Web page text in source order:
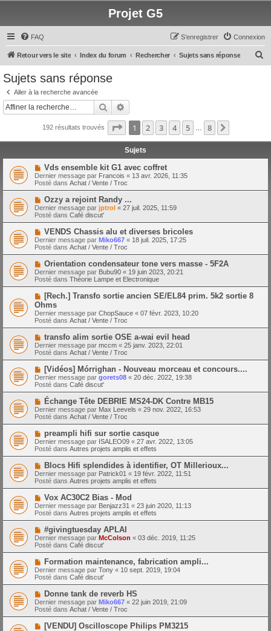
Projet G5
FAQ Connexion
S’enregistrer
Retour vers le site Index du forum Rechercher Sujets sans réponse
c
Sujets sans réponse
Aller à la recherche avancée
Rechercher
192 résultats trouvés Page 1sur8
1 2 3 4 5 8
Sujets
N
o
u
v
a
u
m
e
s
s
a
g
e
Vds ensemble kit G1 avec coffret
Dernier message par Francois « 13 avr. 2026, 11:35
Posté dans Achat / Vente / Troc
N
o
u
v
e
u
m
e
s
s
a
g
e
Ozzy a rejoint Randy ...
Dernier message par jptrol « 27 juil. 2025, 11:59
Posté dans Café discut'
N
o
u
v
a
u
m
e
s
a
g
e
VENDS Chassis alu et diverses bricoles
Dernier message par Miko667 « 18 juil. 2025, 17:25
Posté dans Achat / Vente / Troc
N
o
u
v
e
u
m
e
s
s
a
g
e
Orientation condensateur tone vers masse - 5F2A
Dernier message par Bubu90 « 19 juin 2023, 20:21
Posté dans Théorie Lampe et Electronique
N
o
u
v
e
a
u
m
e
s
s
a
g
e
[Rech.] Transfo sortie ancien SE/EL84 prim. 5k2 sortie 8
Ohms
Dernier message par ChopSauce « 07 févr. 2023, 10:20
Posté dans Achat / Vente / Troc
N
o
u
v
e
u
m
e
s
a
g
transfo alim sortie OSE a-wai evil head
Dernier message par mccm « 25 janv. 2023, 22:01
Posté dans Achat / Vente / Troc
N
o
u
v
e
a
u
m
e
s
s
a
g
e
[Vidéos] Mórrighan - Nouveau morceau et concours....
Dernier message par gorets08 « 20 déc. 2022, 19:38
Posté dans Café discut'
N
o
u
v
u
m
e
s
a
g
e
Échange Tête DEBRIE MS24-DK Contre MB15
Dernier message par Max Leevels « 29 nov. 2022, 16:53
Posté dans Achat / Vente / Troc
N
o
u
v
e
a
u
m
e
s
s
a
g
preampli hifi sur sortie casque
Dernier message par ISALEO09 « 27 avr. 2022, 13:05
Posté dans Autres projets amplis et effets
N
o
u
v
e
u
m
e
s
s
a
g
e
Blocs Hifi splendides à identifier, OT Millerioux...
Dernier message par Patrick01 « 19 févr. 2022, 11:51
Posté dans Autres projets amplis et effets
N
o
u
v
a
u
m
e
s
a
g
e
Vox AC30C2 Bias - Mod
Dernier message par Benjazz31 « 23 juin 2020, 11:13
Posté dans Autres projets amplis et effets
N
o
u
v
e
a
u
m
e
s
a
g
e
#givingtuesday APLAI
Dernier message par McColson « 03 déc. 2019, 11:25
Posté dans Café discut'
N
o
u
v
e
a
u
m
e
Formation maintenance, fabrication ampli...
Dernier message par Tony « 10 sept. 2019, 19:04
Posté dans Café discut'
N
o
u
v
e
Donne tank de reverb HS
Dernier message par Miko667 « 22 juin 2019, 21:09
Posté dans Achat / Vente / Troc
N[VENDU] Oscilloscope Philips PM3215